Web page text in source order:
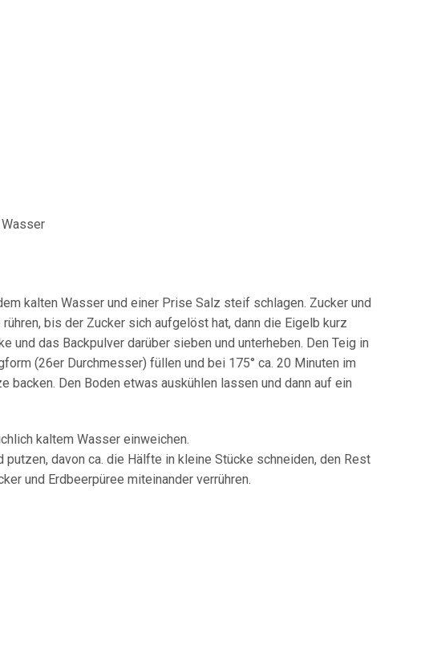
kalten Wasser und einer Prise Salz steif schlagen. Zucker und
bis der Zucker sich aufgelöst hat, dann die Eigelb kurz
und das Backpulver darüber sieben und unterheben. Den Teig in
(26er Durchmesser) füllen und bei 175° ca. 20 Minuten im
backen. Den Boden etwas auskühlen lassen und dann auf ein
kaltem Wasser einweichen.
davon ca. die Hälfte in kleine Stücke schneiden, den Rest
und Erdbeerpüree miteinander verrühren.